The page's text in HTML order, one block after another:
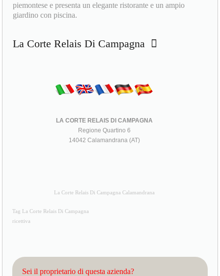
piemontese e presenta un elegante ristorante e un ampio
giardino con piscina.
La Corte Relais Di Campagna
LA CORTE RELAIS DI CAMPAGNA
Regione Quartino 6
14042 Calamandrana (AT)
La Corte Relais Di Campagna Calamandrana
Tag La Corte Relais Di Campagna
ricettiva
Sei il proprietario di questa azienda?